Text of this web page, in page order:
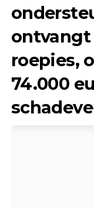
ontvangt
roepies,
74.000